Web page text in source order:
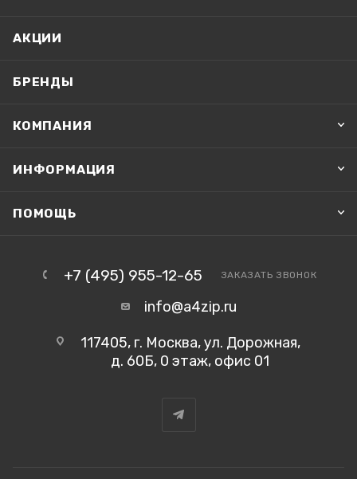
АКЦИИ
БРЕНДЫ
КОМПАНИЯ
ИНФОРМАЦИЯ
ПОМОЩЬ
+7 (495) 955-12-65 ЗАКАЗАТЬ ЗВОНОК
info@a4zip.ru
117405, г. Москва, ул. Дорожная,
д. 60Б, 0 этаж, офис 01